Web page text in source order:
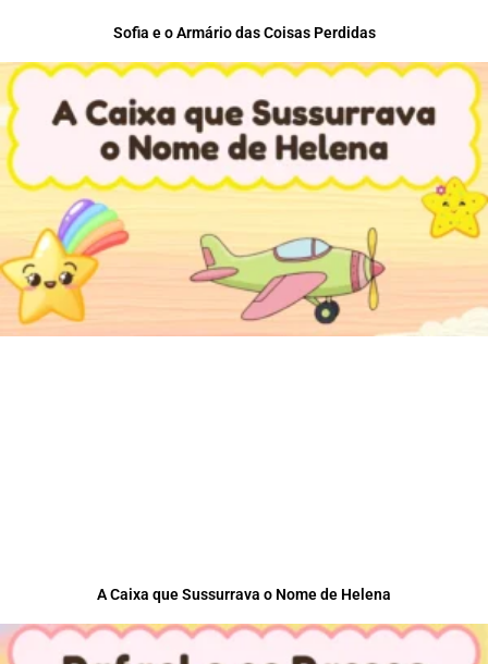
Sofia e o Armário das Coisas Perdidas
A Caixa que Sussurrava o Nome de Helena